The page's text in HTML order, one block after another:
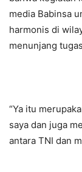
media Babinsa
harmonis di
menunjang
“Ya itu
saya dan juga
antara TNI dan